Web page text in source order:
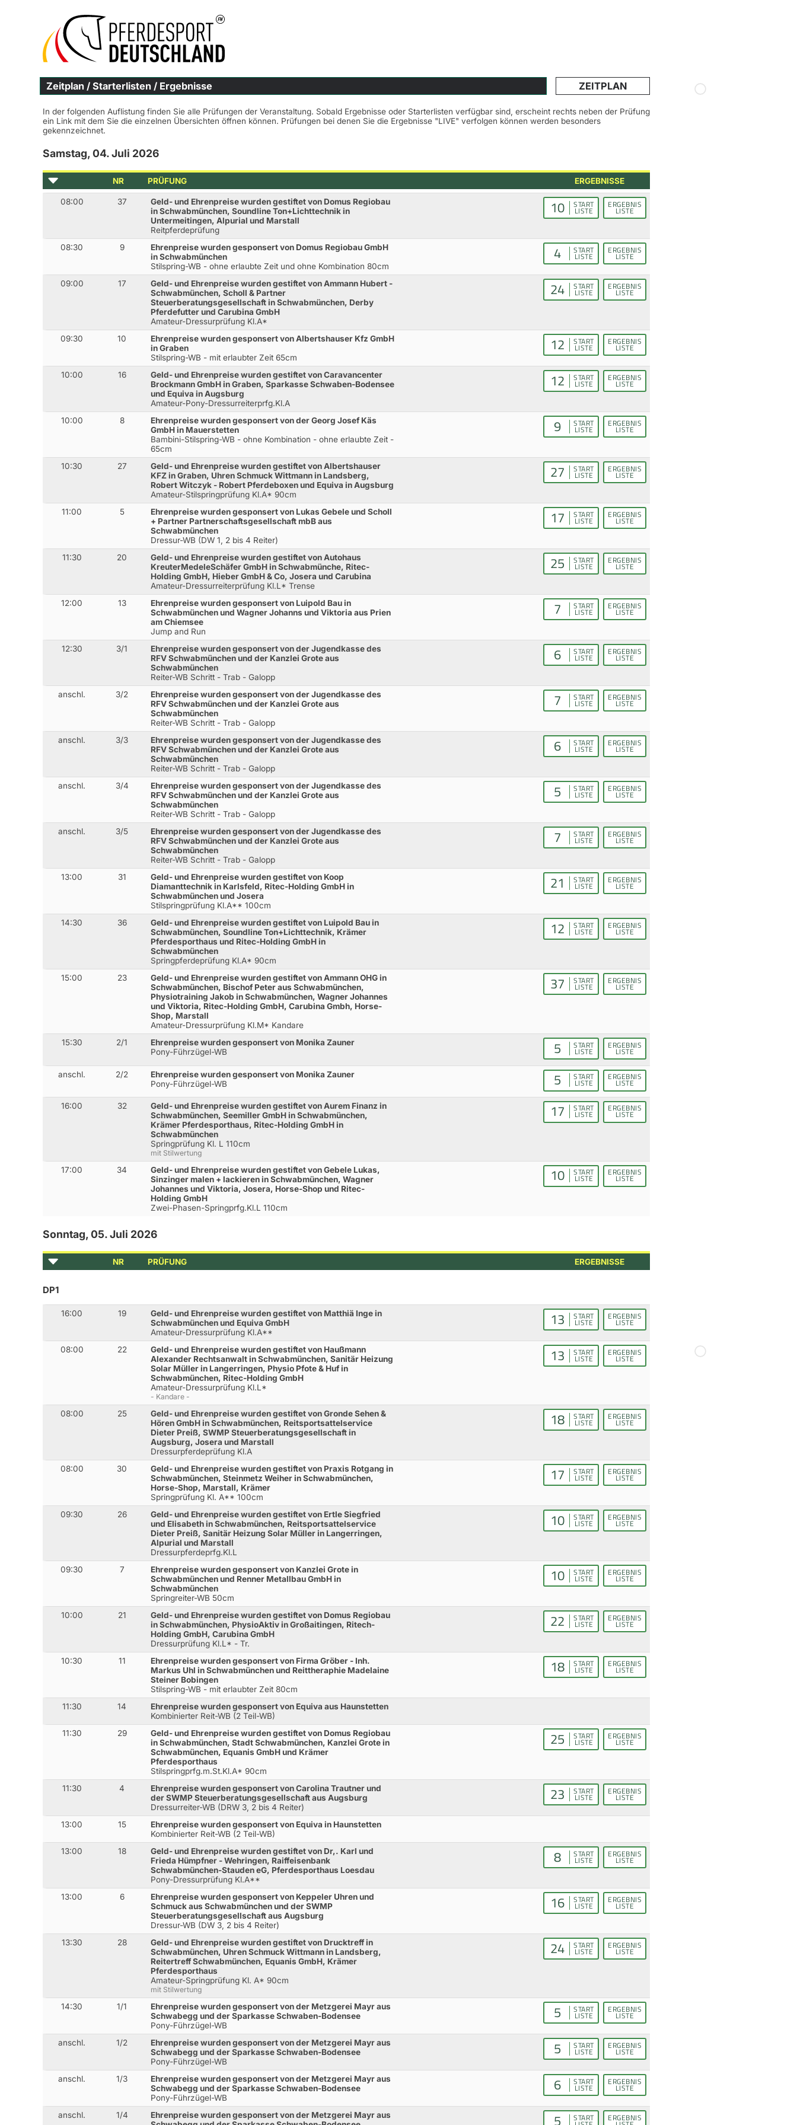
Zeitplan / Starterlisten / Ergebnisse ZEITPLAN
In der folgenden Auflistung finden Sie alle Prüfungen der Veranstaltung. Sobald Ergebnisse oder Starterlisten verfügbar sind, erscheint rechts neben der Prüfung
ein Link mit dem Sie die einzelnen Übersichten öffnen können. Prüfungen bei denen Sie die Ergebnisse "LIVE" verfolgen können werden besonders
gekennzeichnet.
Samstag, 04. Juli 2026
NR PRÜFUNG ERGEBNISSE
08:00 37
Geld- und Ehrenpreise wurden gestiftet von Domus Regiobau
in Schwabmünchen, Soundline Ton+Lichttechnik in
Untermeitingen, Alpurial und Marstall
Reitpferdeprüfung
10 START
LISTE
ERGEBNIS
LISTE
08:30 9
Ehrenpreise wurden gesponsert von Domus Regiobau GmbH
in Schwabmünchen
Stilspring-WB - ohne erlaubte Zeit und ohne Kombination 80cm
4 START
LISTE
ERGEBNIS
LISTE
09:00 17
Geld- und Ehrenpreise wurden gestiftet von Ammann Hubert -
Schwabmünchen, Scholl & Partner
Steuerberatungsgesellschaft in Schwabmünchen, Derby
Pferdefutter und Carubina GmbH
Amateur-Dressurprüfung Kl.A*
24 START
LISTE
ERGEBNIS
LISTE
09:30 10
Ehrenpreise wurden gesponsert von Albertshauser Kfz GmbH
in Graben
Stilspring-WB - mit erlaubter Zeit 65cm
12 START
LISTE
ERGEBNIS
LISTE
10:00 16
Geld- und Ehrenpreise wurden gestiftet von Caravancenter
Brockmann GmbH in Graben, Sparkasse Schwaben-Bodensee
und Equiva in Augsburg
Amateur-Pony-Dressurreiterprfg.Kl.A
12 START
LISTE
ERGEBNIS
LISTE
10:00 8
Ehrenpreise wurden gesponsert von der Georg Josef Käs
GmbH in Mauerstetten
Bambini-Stilspring-WB - ohne Kombination - ohne erlaubte Zeit -
65cm
9 START
LISTE
ERGEBNIS
LISTE
10:30 27
Geld- und Ehrenpreise wurden gestiftet von Albertshauser
KFZ in Graben, Uhren Schmuck Wittmann in Landsberg,
Robert Witczyk - Robert Pferdeboxen und Equiva in Augsburg
Amateur-Stilspringprüfung Kl.A* 90cm
27 START
LISTE
ERGEBNIS
LISTE
11:00 5
Ehrenpreise wurden gesponsert von Lukas Gebele und Scholl
+ Partner Partnerschaftsgesellschaft mbB aus
Schwabmünchen
Dressur-WB (DW 1, 2 bis 4 Reiter)
17 START
LISTE
ERGEBNIS
LISTE
11:30 20
Geld- und Ehrenpreise wurden gestiftet von Autohaus
KreuterMedeleSchäfer GmbH in Schwabmünche, Ritec-
Holding GmbH, Hieber GmbH & Co, Josera und Carubina
Amateur-Dressurreiterprüfung Kl.L* Trense
25 START
LISTE
ERGEBNIS
LISTE
12:00 13
Ehrenpreise wurden gesponsert von Luipold Bau in
Schwabmünchen und Wagner Johanns und Viktoria aus Prien
am Chiemsee
Jump and Run
7 START
LISTE
ERGEBNIS
LISTE
12:30 3/1
Ehrenpreise wurden gesponsert von der Jugendkasse des
RFV Schwabmünchen und der Kanzlei Grote aus
Schwabmünchen
Reiter-WB Schritt - Trab - Galopp
6 START
LISTE
ERGEBNIS
LISTE
anschl. 3/2
Ehrenpreise wurden gesponsert von der Jugendkasse des
RFV Schwabmünchen und der Kanzlei Grote aus
Schwabmünchen
Reiter-WB Schritt - Trab - Galopp
7 START
LISTE
ERGEBNIS
LISTE
anschl. 3/3
Ehrenpreise wurden gesponsert von der Jugendkasse des
RFV Schwabmünchen und der Kanzlei Grote aus
Schwabmünchen
Reiter-WB Schritt - Trab - Galopp
6 START
LISTE
ERGEBNIS
LISTE
anschl. 3/4
Ehrenpreise wurden gesponsert von der Jugendkasse des
RFV Schwabmünchen und der Kanzlei Grote aus
Schwabmünchen
Reiter-WB Schritt - Trab - Galopp
5 START
LISTE
ERGEBNIS
LISTE
anschl. 3/5
Ehrenpreise wurden gesponsert von der Jugendkasse des
RFV Schwabmünchen und der Kanzlei Grote aus
Schwabmünchen
Reiter-WB Schritt - Trab - Galopp
7 START
LISTE
ERGEBNIS
LISTE
13:00 31
Geld- und Ehrenpreise wurden gestiftet von Koop
Diamanttechnik in Karlsfeld, Ritec-Holding GmbH in
Schwabmünchen und Josera
Stilspringprüfung Kl.A** 100cm
21 START
LISTE
ERGEBNIS
LISTE
14:30 36
Geld- und Ehrenpreise wurden gestiftet von Luipold Bau in
Schwabmünchen, Soundline Ton+Lichttechnik, Krämer
Pferdesporthaus und Ritec-Holding GmbH in
Schwabmünchen
Springpferdeprüfung Kl.A* 90cm
12 START
LISTE
ERGEBNIS
LISTE
15:00 23
Geld- und Ehrenpreise wurden gestiftet von Ammann OHG in
Schwabmünchen, Bischof Peter aus Schwabmünchen,
Physiotraining Jakob in Schwabmünchen, Wagner Johannes
und Viktoria, Ritec-Holding GmbH, Carubina Gmbh, Horse-
Shop, Marstall
Amateur-Dressurprüfung Kl.M* Kandare
37 START
LISTE
ERGEBNIS
LISTE
15:30 2/1
Ehrenpreise wurden gesponsert von Monika Zauner
Pony-Führzügel-WB
5 START
LISTE
ERGEBNIS
LISTE
anschl. 2/2
Ehrenpreise wurden gesponsert von Monika Zauner
Pony-Führzügel-WB
5 START
LISTE
ERGEBNIS
LISTE
16:00 32
Geld- und Ehrenpreise wurden gestiftet von Aurem Finanz in
Schwabmünchen, Seemiller GmbH in Schwabmünchen,
Krämer Pferdesporthaus, Ritec-Holding GmbH in
Schwabmünchen
Springprüfung Kl. L 110cm
mit Stilwertung
17 START
LISTE
ERGEBNIS
LISTE
17:00 34
Geld- und Ehrenpreise wurden gestiftet von Gebele Lukas,
Sinzinger malen + lackieren in Schwabmünchen, Wagner
Johannes und Viktoria, Josera, Horse-Shop und Ritec-
Holding GmbH
Zwei-Phasen-Springprfg.Kl.L 110cm
10 START
LISTE
ERGEBNIS
LISTE
Sonntag, 05. Juli 2026
NR PRÜFUNG ERGEBNISSE
DP1
16:00 19
Geld- und Ehrenpreise wurden gestiftet von Matthiä Inge in
Schwabmünchen und Equiva GmbH
Amateur-Dressurprüfung Kl.A**
13 START
LISTE
ERGEBNIS
LISTE
08:00 22
Geld- und Ehrenpreise wurden gestiftet von Haußmann
Alexander Rechtsanwalt in Schwabmünchen, Sanitär Heizung
Solar Müller in Langerringen, Physio Pfote & Huf in
Schwabmünchen, Ritec-Holding GmbH
Amateur-Dressurprüfung Kl.L*
- Kandare -
13 START
LISTE
ERGEBNIS
LISTE
08:00 25
Geld- und Ehrenpreise wurden gestiftet von Gronde Sehen &
Hören GmbH in Schwabmünchen, Reitsportsattelservice
Dieter Preiß, SWMP Steuerberatungsgesellschaft in
Augsburg, Josera und Marstall
Dressurpferdeprüfung Kl.A
18 START
LISTE
ERGEBNIS
LISTE
08:00 30
Geld- und Ehrenpreise wurden gestiftet von Praxis Rotgang in
Schwabmünchen, Steinmetz Weiher in Schwabmünchen,
Horse-Shop, Marstall, Krämer
Springprüfung Kl. A** 100cm
17 START
LISTE
ERGEBNIS
LISTE
09:30 26
Geld- und Ehrenpreise wurden gestiftet von Ertle Siegfried
und Elisabeth in Schwabmünchen, Reitsportsattelservice
Dieter Preiß, Sanitär Heizung Solar Müller in Langerringen,
Alpurial und Marstall
Dressurpferdeprfg.Kl.L
10 START
LISTE
ERGEBNIS
LISTE
09:30 7
Ehrenpreise wurden gesponsert von Kanzlei Grote in
Schwabmünchen und Renner Metallbau GmbH in
Schwabmünchen
Springreiter-WB 50cm
10 START
LISTE
ERGEBNIS
LISTE
10:00 21
Geld- und Ehrenpreise wurden gestiftet von Domus Regiobau
in Schwabmünchen, PhysioAktiv in Großaitingen, Ritech-
Holding GmbH, Carubina GmbH
Dressurprüfung Kl.L* - Tr.
22 START
LISTE
ERGEBNIS
LISTE
10:30 11
Ehrenpreise wurden gesponsert von Firma Gröber - Inh.
Markus Uhl in Schwabmünchen und Reittheraphie Madelaine
Steiner Bobingen
Stilspring-WB - mit erlaubter Zeit 80cm
18 START
LISTE
ERGEBNIS
LISTE
11:30 14
Ehrenpreise wurden gesponsert von Equiva aus Haunstetten
Kombinierter Reit-WB (2 Teil-WB)
11:30
29
Geld- und Ehrenpreise wurden gestiftet von Domus Regiobau
in Schwabmünchen, Stadt Schwabmünchen, Kanzlei Grote in
Schwabmünchen, Equanis GmbH und Krämer
Pferdesporthaus
Stilspringprfg.m.St.Kl.A* 90cm
25 START
LISTE
ERGEBNIS
LISTE
11:30 4
Ehrenpreise wurden gesponsert von Carolina Trautner und
der SWMP Steuerberatungsgesellschaft aus Augsburg
Dressurreiter-WB (DRW 3, 2 bis 4 Reiter)
23 START
LISTE
ERGEBNIS
LISTE
13:00 15
Ehrenpreise wurden gesponsert von Equiva in Haunstetten
Kombinierter Reit-WB (2 Teil-WB)
13:00
18
Geld- und Ehrenpreise wurden gestiftet von Dr,. Karl und
Frieda Hümpfner - Wehringen, Raiffeisenbank
Schwabmünchen-Stauden eG, Pferdesporthaus Loesdau
Pony-Dressurprüfung Kl.A**
8 START
LISTE
ERGEBNIS
LISTE
13:00 6
Ehrenpreise wurden gesponsert von Keppeler Uhren und
Schmuck aus Schwabmünchen und der SWMP
Steuerberatungsgesellschaft aus Augsburg
Dressur-WB (DW 3, 2 bis 4 Reiter)
16 START
LISTE
ERGEBNIS
LISTE
13:30 28
Geld- und Ehrenpreise wurden gestiftet von Drucktreff in
Schwabmünchen, Uhren Schmuck Wittmann in Landsberg,
Reitertreff Schwabmünchen, Equanis GmbH, Krämer
Pferdesporthaus
Amateur-Springprüfung Kl. A* 90cm
mit Stilwertung
24 START
LISTE
ERGEBNIS
LISTE
14:30 1/1
Ehrenpreise wurden gesponsert von der Metzgerei Mayr aus
Schwabegg und der Sparkasse Schwaben-Bodensee
Pony-Führzügel-WB
5 START
LISTE
ERGEBNIS
LISTE
anschl. 1/2
Ehrenpreise wurden gesponsert von der Metzgerei Mayr aus
Schwabegg und der Sparkasse Schwaben-Bodensee
Pony-Führzügel-WB
5 START
LISTE
ERGEBNIS
LISTE
anschl. 1/3
Ehrenpreise wurden gesponsert von der Metzgerei Mayr aus
Schwabegg und der Sparkasse Schwaben-Bodensee
Pony-Führzügel-WB
6 START
LISTE
ERGEBNIS
LISTE
anschl. 1/4
Ehrenpreise wurden gesponsert von der Metzgerei Mayr aus
5 START ERGEBNIS